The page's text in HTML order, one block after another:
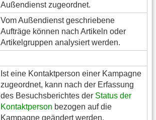
Außendienst zugeordnet.
Vom Außendienst geschriebene
Aufträge können nach Artikeln oder
Artikelgruppen analysiert werden.
Ist eine Kontaktperson einer Kampagne
zugeordnet, kann nach der Erfassung
des Besuchsberichtes der Status der
Kontaktperson bezogen auf die
Kampagne geändert werden.